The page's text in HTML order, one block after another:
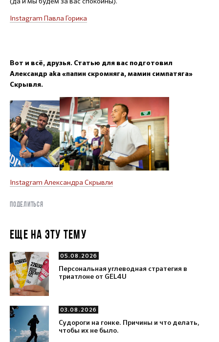
Instagram Павла Горика
Вот и всё, друзья. Статью для вас подготовил
Александр aka «папин скромняга, мамин симпатяга»
Скрывля.
Instagram Александра Скрывли
ПОДЕЛИТЬСЯ
ЕЩЕ НА ЭТУ ТЕМУ
05.08.2026
Персональная углеводная стратегия в
триатлоне от GEL4U
03.08.2026
Судороги на гонке. Причины и что делать,
чтобы их не было.